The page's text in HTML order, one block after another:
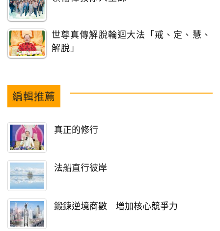
世尊真傳解脫輪迴大法「戒、定、慧、
解脫」
編輯推薦
真正的修行
法船直行彼岸
鍛鍊逆境商數 增加核心競爭力